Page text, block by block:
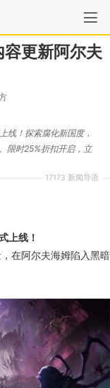
容更新阿尔夫
17173 新闻导语
线！探索腐化新国度，
限时25%折扣开启，立
上线！
在阿尔夫海姆陷入黑暗